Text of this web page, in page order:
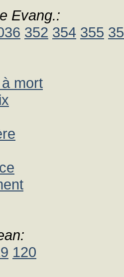
Evang.:
352 354 355
mort
120